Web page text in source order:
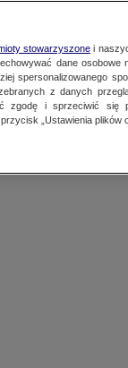
stowarzyszonei
dane osobowe
spersonalizowanego
z danych
zgodę i sprzeciwić się
„Ustawienia plików